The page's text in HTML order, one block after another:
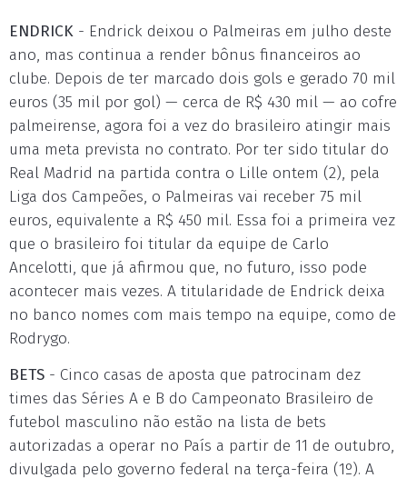
ENDRICK - Endrick deixou o Palmeiras em julho deste
ano, mas continua a render bônus financeiros ao
clube. Depois de ter marcado dois gols e gerado 70 mil
euros (35 mil por gol) — cerca de R$ 430 mil — ao cofre
palmeirense, agora foi a vez do brasileiro atingir mais
uma meta prevista no contrato. Por ter sido titular do
Real Madrid na partida contra o Lille ontem (2), pela
Liga dos Campeões, o Palmeiras vai receber 75 mil
euros, equivalente a R$ 450 mil. Essa foi a primeira vez
que o brasileiro foi titular da equipe de Carlo
Ancelotti, que já afirmou que, no futuro, isso pode
acontecer mais vezes. A titularidade de Endrick deixa
no banco nomes com mais tempo na equipe, como de
Rodrygo.
BETS - Cinco casas de aposta que patrocinam dez
times das Séries A e B do Campeonato Brasileiro de
futebol masculino não estão na lista de bets
autorizadas a operar no País a partir de 11 de outubro,
divulgada pelo governo federal na terça-feira (1º). A